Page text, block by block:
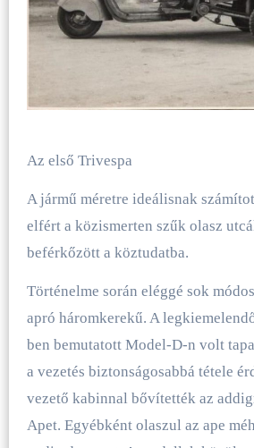
Az első Trivespa
A jármű méretre ideálisnak
elfért a közismerten szűk olasz
beférkőzött a köztudatba.
Történelme során eléggé sok
apró háromkerekű. A
ben bemutatott Model-D-n volt
a vezetés biztonságosabbá tétele
vezető kabinnal bővítették az
Apet. Egyébként olaszul az ape